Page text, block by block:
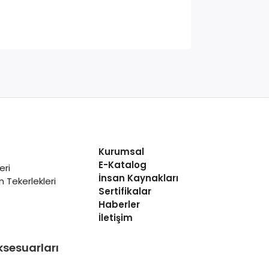
Tekerlekleri
Kurumsal
E-Katalog
İnsan Kaynakları
Sertifikalar
Haberler
İletişim